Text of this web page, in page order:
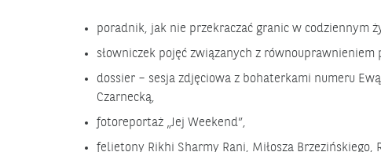
poradnik, jak nie przekraczać granic w codziennym
słowniczek pojęć związanych z równouprawnieniem
dossier – sesja zdjęciowa z bohaterkami numeru
Czarnecką,
fotoreportaż „Jej Weekend”,
felietony Rikhi Sharmy Rani, Miłosza Brzezińskiego,